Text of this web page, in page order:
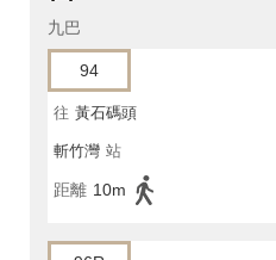
九巴
94
往 黃石碼頭
斬竹灣 站
距離 10m